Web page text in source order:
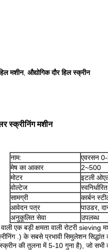
मशीन, औद्योगिक दौर हिल स्क्रीन
स्क्रीनिंग मशीन
नाम:
एवरसन 0-
मेष का आकार
2~500
मोटर
इटली
वोल्टेज
स्वनिर्धारित
सामग्री
कार्बन
आवेदन पत्र
पाउडर,
अनुकूलित सेवा
उपलब्ध
एक बड़ी क्षमता वाली रोटरी sieving
.) के सबसे प्रभावी सिमुलेशन
की तुलना में 5-10 गुना है), जो सभी